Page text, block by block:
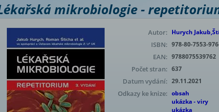
mikrobiologie -
Autor: Hurych
ISBN: 978-80-7553-
EAN: 9788075539762
Počet stran: 637
Datum vydání: 29.11.2021
Odkazy ke knize: obsah
ukázka - viry
ukázka